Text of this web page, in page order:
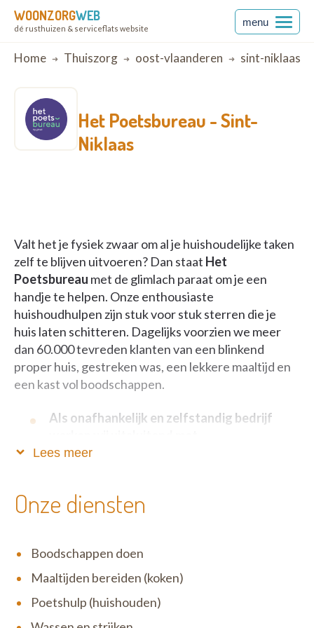
WOONZORGWEB
dé rusthuizen & serviceflats website
menu
Breadcrumb
Home Thuiszorg oost-vlaanderen sint-niklaas
Het Poetsbureau -Sint-
Niklaas
Valt het je fysiek zwaar om al je huishoudelijke taken
zelf te blijven uitvoeren? Dan staat Het
Poetsbureau met de glimlach paraat om je een
handje te helpen. Onze enthousiaste
huishoudhulpen zijn stuk voor stuk sterren die je
huis laten schitteren. Dagelijks voorzien we meer
dan 60.000 tevreden klanten van een blinkend
proper huis, gestreken was, een lekkere maaltijd en
een kast vol boodschappen.
Als onafhankelijk en zelfstandig bedrijf
dienstencheques.
verloopt alles volkomen legaal. Het motto van Het
eerlijkheid en respect uiterst belangrijk zijn. Wij zijn
erg menselijk en tegelijk zeer correct in ons doen en
medewerkers.
Lees meer
Onze diensten
Boodschappen doen
Maaltijden bereiden (koken)
Poetshulp (huishouden)